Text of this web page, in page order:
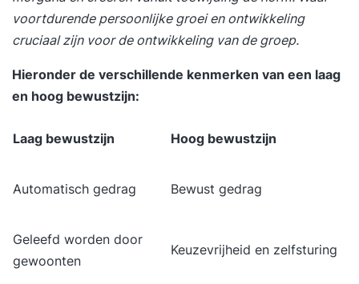
voortdurende persoonlijke groei en ontwikkeling
cruciaal zijn voor de ontwikkeling van de groep.
Hieronder de verschillende kenmerken van een laag
en hoog bewustzijn:
Laag bewustzijn Hoog bewustzijn
Automatisch gedrag Bewust gedrag
Geleefd worden door
gewoonten
Keuzevrijheid en zelfsturing